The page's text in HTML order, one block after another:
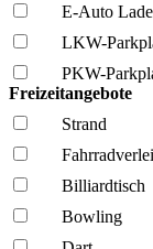
E-Auto
LKW-
PKW-
Freizeitangebote
Strand
Billiardtisch
Bowling